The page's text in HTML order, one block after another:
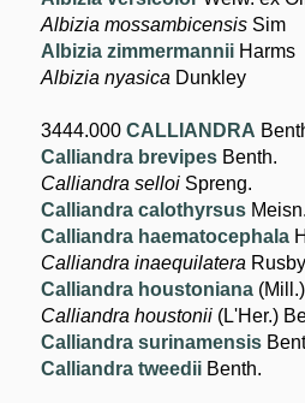
Albizia mossambicensis Sim
Albizia zimmermannii Harms
Albizia nyasica Dunkley
3444.000CALLIANDRA
Calliandra brevipes Benth.
Calliandra selloi Spreng.
Calliandra calothyrsus Meisn.
Calliandra haematocephala
Calliandra inaequilatera Rusby
Calliandra houstoniana
Calliandra houstonii (L'Her.)
Calliandra surinamensis
Calliandra tweedii Benth.